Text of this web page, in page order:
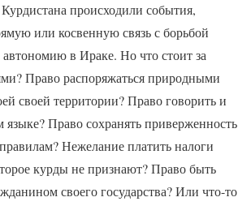
происходили события,
или косвенную связь с борьбой
в Ираке. Но что стоит за
Право распоряжаться природными
своей территории? Право говорить и
языке? Право сохранять приверженность
Нежелание платить налоги
курды не признают? Право быть
своего государства? Или что-то